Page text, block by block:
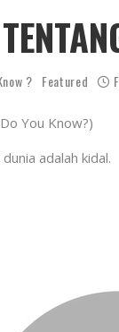
? Featured
You Know?)
adalah kidal.